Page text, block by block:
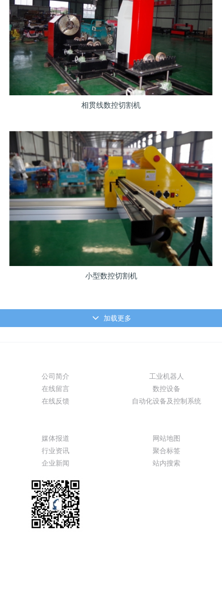
相贯线数控切割机
小型数控切割机
加载更多
公司简介
在线留言
在线反馈
工业机器人
数控设备
自动化设备及控制系统
媒体报道
行业资讯
企业新闻
网站地图
聚合标签
站内搜索